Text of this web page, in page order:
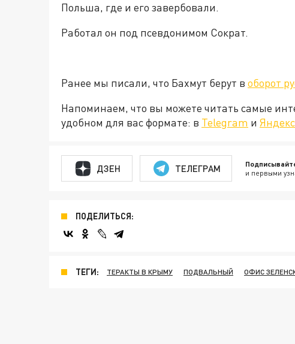
Польша, где и его завербовали.
Работал он под псевдонимом Сократ.
Ранее мы писали, что Бахмут берут в оборот
Напоминаем, что вы можете читать самые
удобном для вас формате: в Telegram и
ДЗЕН ТЕЛЕГРАМ и первыми
ПОДЕЛИТЬСЯ:
ТЕГИ: ТЕРАКТЫ В КРЫМУ ПОДВАЛЬНЫЙ ОФИС